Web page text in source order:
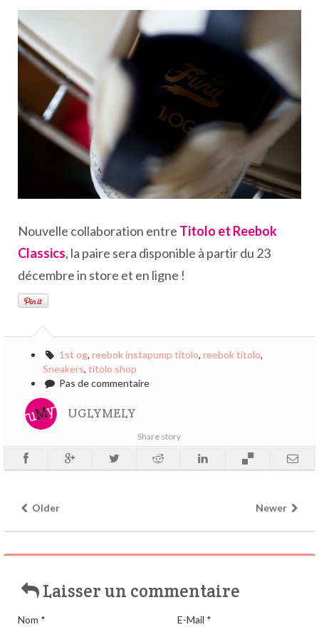
Nouvelle collaboration entre Titolo et Reebok
Classics, la paire sera disponible à partir du 23
décembre in store et en ligne !
1st og, reebok instapump titolo, reebok titolo,
Sneakers, titolo shop
Pas de commentaire
UGLYMELY
Share story
Older Newer
Laisser un commentaire
Nom * E-Mail *